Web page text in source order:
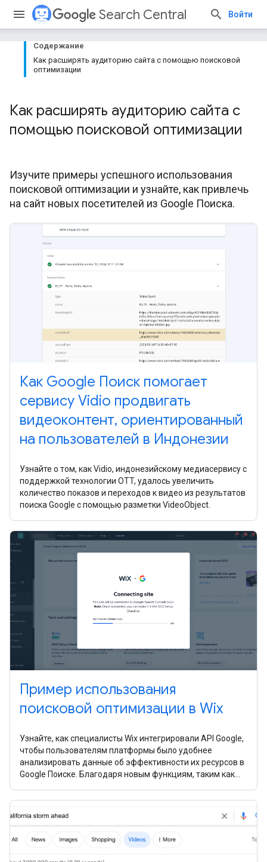
Search Central Войти
Содержание
Как расширять аудиторию сайта с помощью поисковой
оптимизации
Как расширять аудиторию сайта с
помощью поисковой оптимизации
Изучите примеры успешного использования
поисковой оптимизации и узнайте, как привлечь
на сайт новых посетителей из Google Поиска.
Как Google Поиск помогает
сервису Vidio продвигать
видеоконтент, ориентированный
на пользователей в Индонезии
Узнайте о том, как Vidio, индонезийскому медиасервису с
поддержкой технологии OTT, удалось увеличить
количество показов и переходов к видео из результатов
поиска Google с помощью разметки VideoObject.
Пример использования
поисковой оптимизации в Wix
Узнайте, как специалисты Wix интегрировали API Google,
чтобы пользователям платформы было удобнее
анализировать данные об эффективности их ресурсов в
Google Поиске. Благодаря новым функциям, таким как
аналитические отчеты, пользователям стало проще